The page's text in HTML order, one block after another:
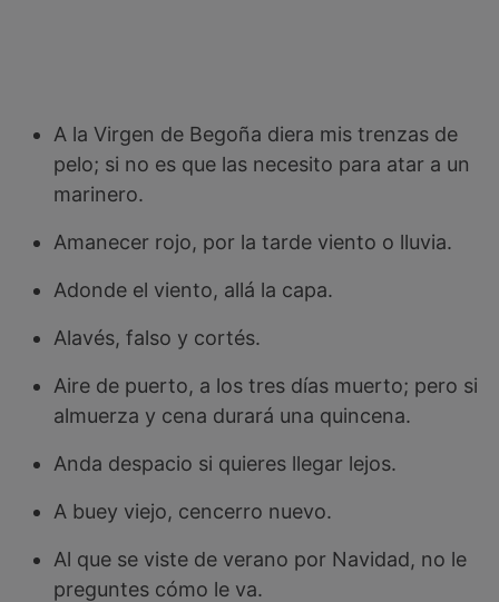
A la Virgen de Begoña diera mis trenzas de
pelo; si no es que las necesito para atar a un
marinero.
Amanecer rojo, por la tarde viento o lluvia.
Adonde el viento, allá la capa.
Alavés, falso y cortés.
Aire de puerto, a los tres días muerto; pero si
almuerza y cena durará una quincena.
Anda despacio si quieres llegar lejos.
A buey viejo, cencerro nuevo.
Al que se viste de verano por Navidad, no le
preguntes cómo le va.